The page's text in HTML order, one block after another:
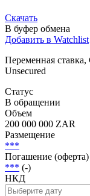
Скачать
В буфер обмена
Добавить в Watchlist
Переменная
Unsecured
Статус
В обращении
Объем
200 000 000 ZAR
Размещение
***
Погашение (оферта)
*** (-)
НКД